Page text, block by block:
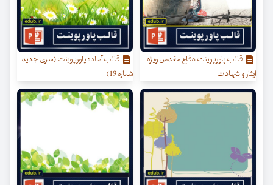
قالب پاورپوینت دفاع مقدس ویژه
ایثار و شهادت
قالب آماده پاورپوینت (سری جدید
شماره 19)